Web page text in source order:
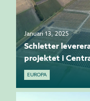
Januari 13, 2025
Schletter
projektet i
EUROPA